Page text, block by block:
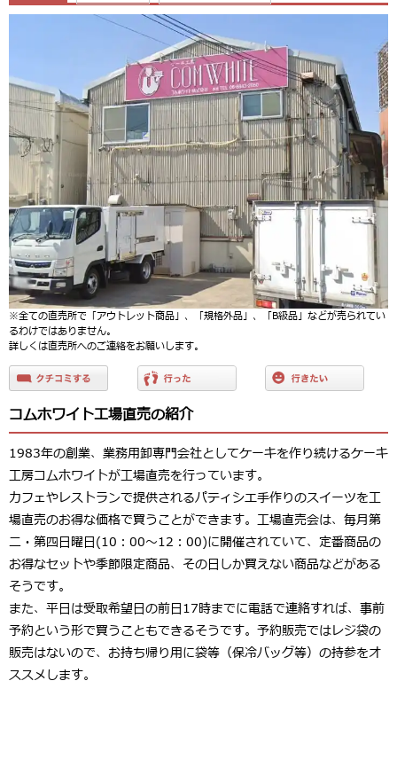
※全ての直売所で「アウトレット商品」、「規格外品」、「B級品」などが売られてい
るわけではありません。
詳しくは直売所へのご連絡をお願いします。
コムホワイト工場直売の紹介
1983年の創業、業務用卸専門会社としてケーキを作り続けるケーキ
工房コムホワイトが工場直売を行っています。
カフェやレストランで提供されるパティシエ手作りのスイーツを工
場直売のお得な価格で買うことができます。工場直売会は、毎月第
二・第四日曜日(10：00～12：00)に開催されていて、定番商品の
お得なセットや季節限定商品、その日しか買えない商品などがある
そうです。
また、平日は受取希望日の前日17時までに電話で連絡すれば、事前
予約という形で買うこともできるそうです。予約販売ではレジ袋の
販売はないので、お持ち帰り用に袋等（保冷バッグ等）の持参をオ
ススメします。